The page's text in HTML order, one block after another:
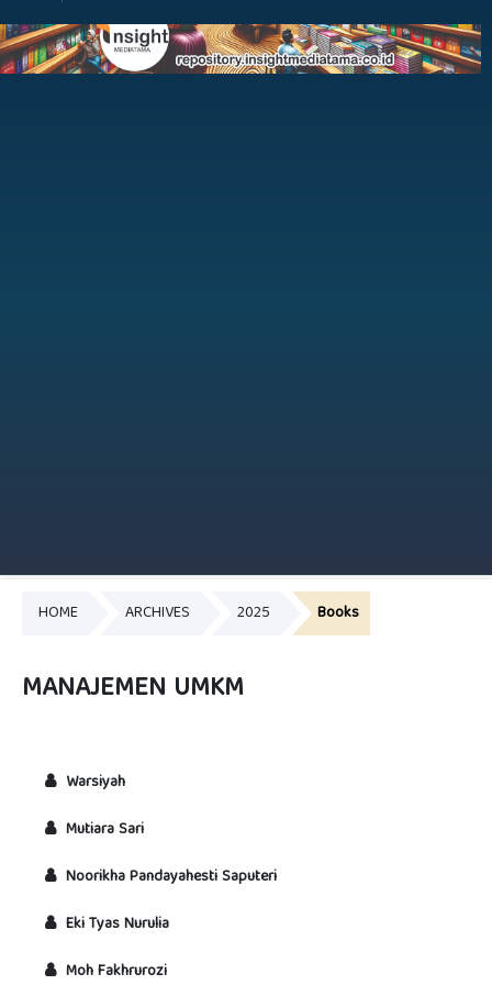
HOME ARCHIVES 2025 Books
MANAJEMEN UMKM
Warsiyah
Mutiara Sari
Noorikha Pandayahesti Saputeri
Eki Tyas Nurulia
Moh Fakhrurozi